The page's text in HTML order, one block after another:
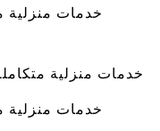
خدمات منزلية
خدمات منزلية
خدمات منزلية